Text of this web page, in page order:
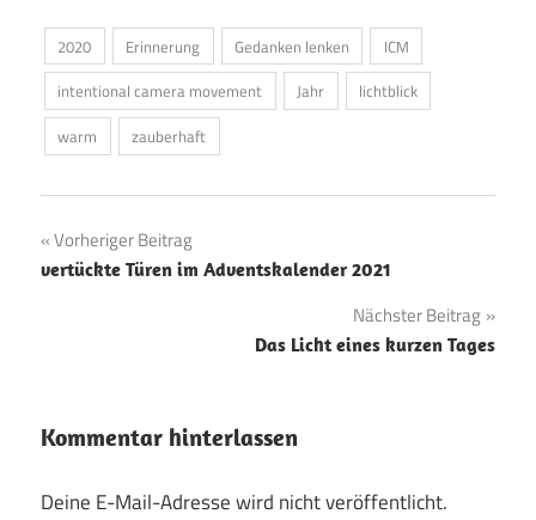
2020 Erinnerung Gedanken lenken
ICM
intentional camera movement
Jahr
lichtblick
warm
zauberhaft
Beitragsnavigation
Vorheriger Beitrag
vertückte Türen im Adventskalender 2021
Nächster Beitrag
Das Licht eines kurzen Tages
Kommentar hinterlassen
Deine E-Mail-Adresse wird nicht veröffentlicht.